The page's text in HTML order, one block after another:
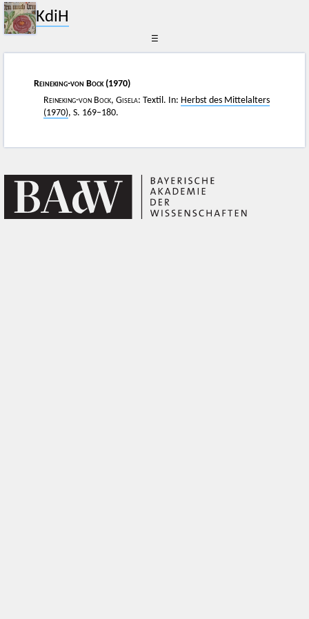
KdiH
☰
Reineking-von Bock(1970)
Reineking-von Bock, Gisela: Textil. In: Herbst des Mittelalters
(1970), S. 169–180.